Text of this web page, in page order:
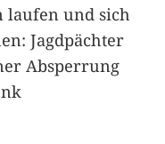
laufen und sich
Jagdpächter
Absperrung